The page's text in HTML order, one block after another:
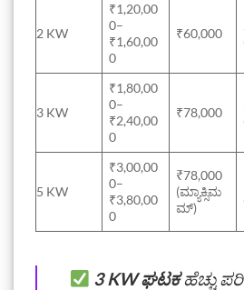
2 KW
₹1,20,00
0–
₹1,60,00
0
₹60,000
3 KW
₹1,80,00
0–
₹2,40,00
0
₹78,000
5 KW
₹3,00,00
0–
₹3,80,00
0
₹78,000
(ಮ್ಯಾಕ್ಸಿಮ
ಮ್)
3 KW ಘಟಕಹೆಚ್ಚು